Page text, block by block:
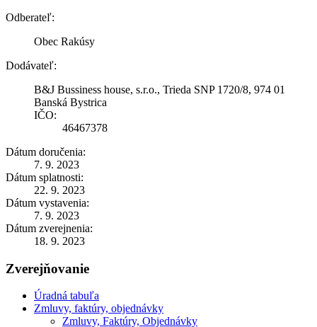
Odberateľ:
Obec Rakúsy
Dodávateľ:
B&J Bussiness house, s.r.o., Trieda SNP 1720/8, 974 01
Banská Bystrica
IČO:
46467378
Dátum doručenia:
7. 9. 2023
Dátum splatnosti:
22. 9. 2023
Dátum vystavenia:
7. 9. 2023
Dátum zverejnenia:
18. 9. 2023
Zverejňovanie
Úradná tabuľa
Zmluvy, faktúry, objednávky
Zmluvy, Faktúry, Objednávky